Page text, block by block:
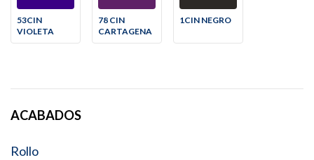
53CIN
VIOLETA
78 CIN
CARTAGENA
1CIN NEGRO
ACABADOS
Rollo